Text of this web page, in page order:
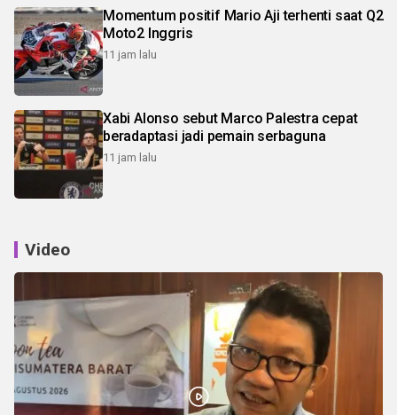
Momentum positif Mario Aji terhenti saat Q2
Moto2 Inggris
11 jam lalu
Xabi Alonso sebut Marco Palestra cepat
beradaptasi jadi pemain serbaguna
11 jam lalu
Video